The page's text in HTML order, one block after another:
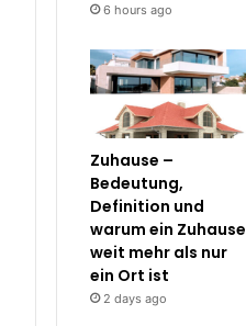
6 hours ago
Zuhause –
Bedeutung,
Definition und
warum ein Zuhause
weit mehr als nur
ein Ort ist
2 days ago